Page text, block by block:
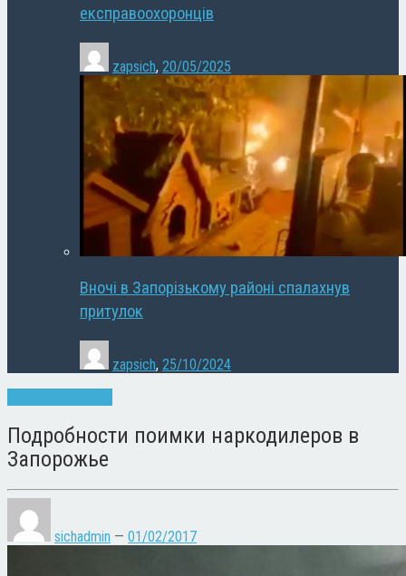
експравоохоронців
zapsich, 20/05/2025
Вночі в Запорізькому районі спалахнув
притулок
zapsich, 25/10/2024
Подробности поимки наркодилеров в
Запорожье
sichadmin — 01/02/2017